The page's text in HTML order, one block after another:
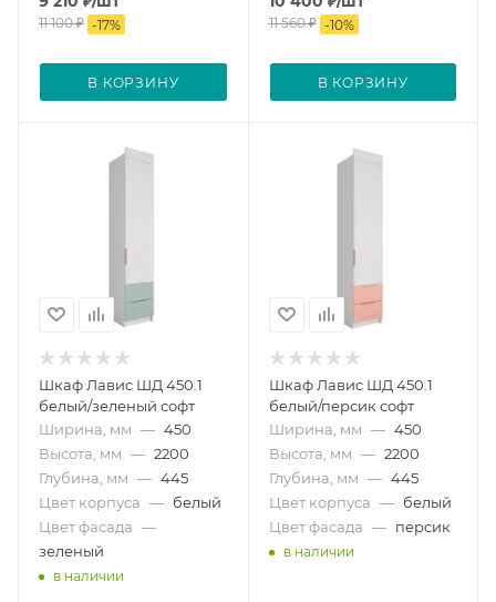
11 100₽ -17%
В КОРЗИНУ
11 560₽ -10%
В КОРЗИНУ
Шкаф Лавис ШД 450.1
белый/зеленый софт
Ширина, мм — 450
Высота, мм — 2200
Глубина, мм — 445
Цвет корпуса — белый
Цвет фасада —
зеленый
в наличии
Шкаф Лавис ШД 450.1
белый/персик софт
Ширина, мм — 450
Высота, мм — 2200
Глубина, мм — 445
Цвет корпуса — белый
Цвет фасада — персик
в наличии